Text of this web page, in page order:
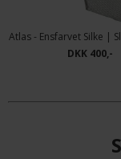
Atlas - Ensfarvet Silke |
DKK 400,-